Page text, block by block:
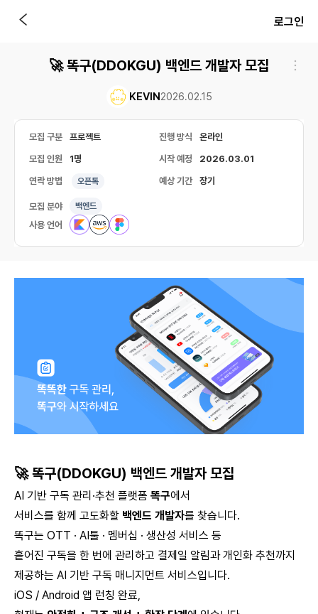
로그인
🚀 똑구(DDOKGU) 백엔드 개발자 모집
KEVIN2026.02.15
모집 구분 프로젝트 진행 방식 온라인
모집 인원 1명 시작 예정 2026.03.01
연락 방법 오픈톡 예상 기간 장기
모집 분야 백엔드
사용 언어
🚀 똑구(DDOKGU) 백엔드 개발자 모집
AI 기반 구독 관리·추천 플랫폼 똑구에서
서비스를 함께 고도화할 백엔드 개발자를 찾습니다.
똑구는 OTT · AI툴 · 멤버십 · 생산성 서비스 등
흩어진 구독을 한 번에 관리하고 결제일 알림과 개인화 추천까지
제공하는 AI 기반 구독 매니지먼트 서비스입니다.
iOS / Android 앱 런칭 완료,